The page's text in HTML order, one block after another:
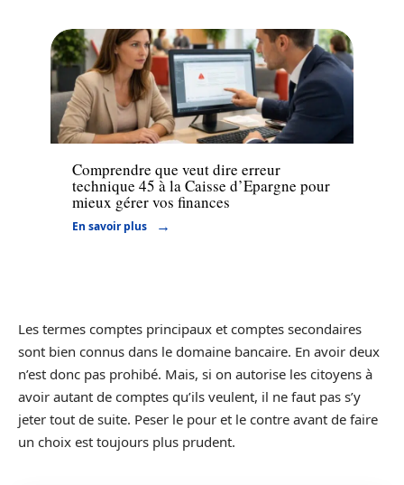
Assurance
Comprendre que veut dire erreur
technique 45 à la Caisse d’Epargne pour
mieux gérer vos finances
En savoir plus
Les termes comptes principaux et comptes secondaires
sont bien connus dans le domaine bancaire. En avoir deux
n’est donc pas prohibé. Mais, si on autorise les citoyens à
avoir autant de comptes qu’ils veulent, il ne faut pas s’y
jeter tout de suite. Peser le pour et le contre avant de faire
un choix est toujours plus prudent.